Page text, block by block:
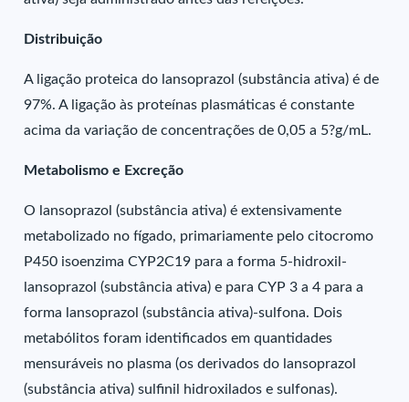
Distribuição
A ligação proteica do lansoprazol (substância ativa) é de
97%. A ligação às proteínas plasmáticas é constante
acima da variação de concentrações de 0,05 a 5?g/mL.
Metabolismo e Excreção
O lansoprazol (substância ativa) é extensivamente
metabolizado no fígado, primariamente pelo citocromo
P450 isoenzima CYP2C19 para a forma 5-hidroxil-
lansoprazol (substância ativa) e para CYP 3 a 4 para a
forma lansoprazol (substância ativa)-sulfona. Dois
metabólitos foram identificados em quantidades
mensuráveis no plasma (os derivados do lansoprazol
(substância ativa) sulfinil hidroxilados e sulfonas).